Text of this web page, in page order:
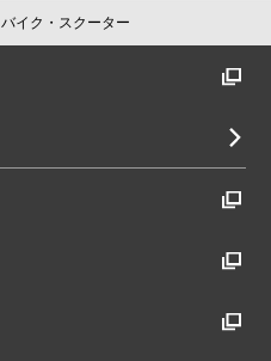
バイク・スクーター